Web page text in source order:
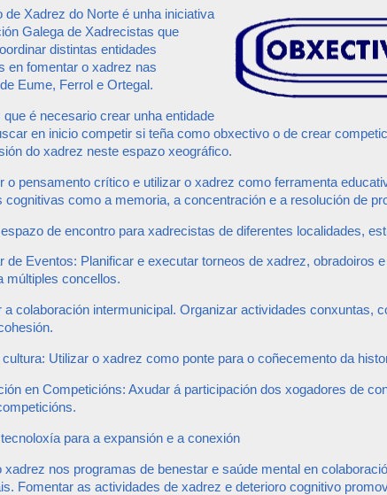
de Xadrez do Norte é unha iniciativa
Galega de Xadrecistas que
distintas entidades
en fomentar o xadrez nas
Eume, Ferrol e Ortegal.
que é necesario crear unha entidade
en inicio competir si teña como obxectivo o de crear
do xadrez neste espazo xeográfico.
o pensamento crítico e utilizar o xadrez como ferramenta
cognitivas como a memoria, a concentración e a resolución de
de encontro para xadrecistas de diferentes localidades,
de Eventos: Planificar e executar torneos de xadrez, obradoiros
múltiples concellos.
a colaboración intermunicipal. Organizar actividades conxuntas,
Utilizar o xadrez como ponte para o coñecemento da
en Competicións: Axudar á participación dos xogadores de
para a expansión e a conexión
xadrez nos programas de benestar e saúde mental en
Fomentar as actividades de xadrez e deterioro cognitivo